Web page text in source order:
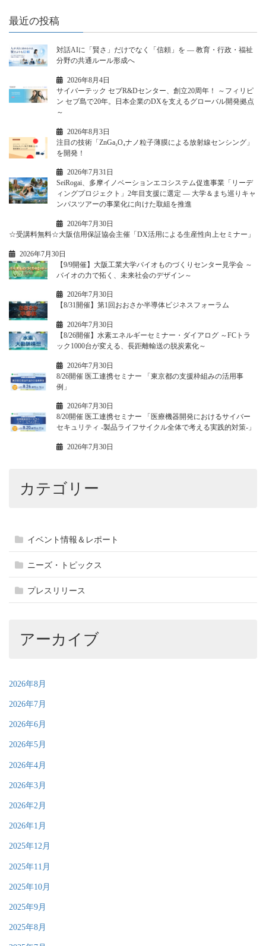
最近の投稿
対話AIに「賢さ」だけでなく「信頼」を ― 教育・行政・福祉
分野の共通ルール形成へ
2026年8月4日
サイバーテック セブR&Dセンター、創立20周年！ ～フィリピ
ン セブ島で20年。日本企業のDXを支えるグローバル開発拠点
～
2026年8月3日
注目の技術「ZnGa₂O₄ナノ粒子薄膜による放射線センシング」
を開発！
2026年7月31日
SeiRogai、多摩イノベーションエコシステム促進事業「リーデ
ィングプロジェクト」2年目支援に選定 ― 大学＆まち巡りキャ
ンパスツアーの事業化に向けた取組を推進
2026年7月30日
☆受講料無料☆大阪信用保証協会主催「DX活用による生産性向上セミナー」
2026年7月30日
【9/9開催】大阪工業大学バイオものづくりセンター見学会 ～
バイオの力で拓く、未来社会のデザイン～
2026年7月30日
【8/31開催】第1回おおさか半導体ビジネスフォーラム
2026年7月30日
【8/26開催】水素エネルギーセミナー・ダイアログ ～FCトラ
ック1000台が変える、長距離輸送の脱炭素化～
2026年7月30日
8/26開催 医工連携セミナー 「東京都の支援枠組みの活用事
例」
2026年7月30日
8/20開催 医工連携セミナー 「医療機器開発におけるサイバー
セキュリティ -製品ライフサイクル全体で考える実践的対策-」
2026年7月30日
カテゴリー
イベント情報＆レポート
ニーズ・トピックス
プレスリリース
アーカイブ
2026年8月
2026年7月
2026年6月
2026年5月
2026年4月
2026年3月
2026年2月
2026年1月
2025年12月
2025年11月
2025年10月
2025年9月
2025年8月